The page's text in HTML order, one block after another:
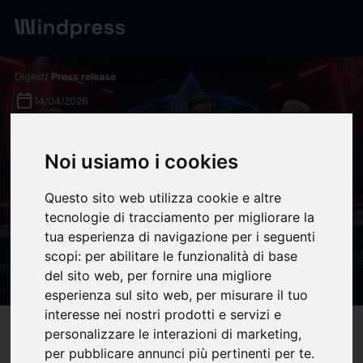
Noi usiamo i cookies
Questo sito web utilizza cookie e altre
tecnologie di tracciamento per migliorare la
tua esperienza di navigazione per i seguenti
scopi: per abilitare le funzionalità di base
del sito web, per fornire una migliore
esperienza sul sito web, per misurare il tuo
interesse nei nostri prodotti e servizi e
personalizzare le interazioni di marketing,
per pubblicare annunci più pertinenti per te.
Digest/ Press release
calendar_today 14/04/2026
con los mejores concursantes
de todas las ediciones y
María del Monte como nuevo
miembro del jurado - 16
ESCALONES PRODUCCIONES
Compatibility help